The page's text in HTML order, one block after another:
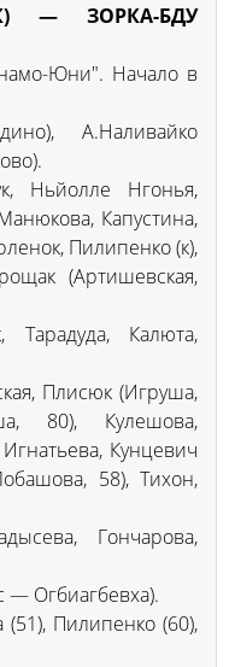
— ЗОРКА-БДУ
Юни". Начало в
А.Наливайко
Ньйолле Нгонья,
Капустина,
Пилипенко (к),
(Артишевская,
Тарадуда, Калюта,
Плисюк (Игруша,
80), Кулешова,
Кунцевич
58), Тихон,
Гончарова,
— Огбиагбевха).
Пилипенко (60),